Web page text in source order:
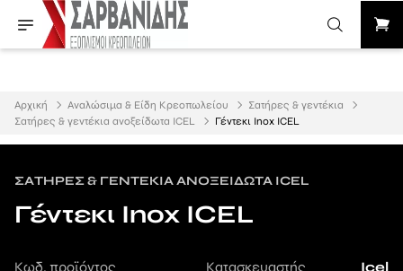
Αρχική Αναλώσιμα & Είδη Κρεοπωλείου
Σατήρες & γεντέκια
Σατήρες & γεντέκια ανοξείδωτα ICEL
Γέντεκι Inox ICEL
ΣΑΤΉΡΕΣ & ΓΕΝΤΈΚΙΑ ΑΝΟΞΕΊΔΩΤΑ ICEL
Γέντεκι Inox ICEL
Κωδ. προϊόντος Κατασκευαστής Icel